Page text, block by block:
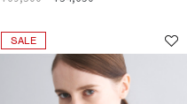
SALE